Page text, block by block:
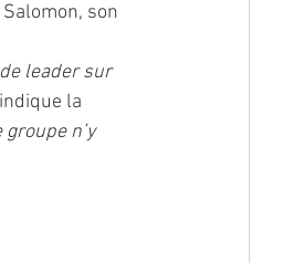
son
leader sur
indique la
n’y